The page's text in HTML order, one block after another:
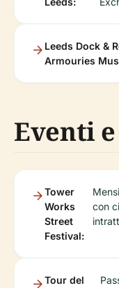
Leeds Dock &
Armouries
Eventi
Tower
Works
Street
Festival:
con
Tour del